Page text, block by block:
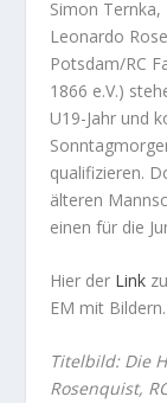
Simon
Leonardo
Potsdam/RC
1866 e.V.)
U19-Jahr und
qualifizieren.
älteren
einen für die
Hier der Link
EM mit Bildern.
Titelbild: Die
Rosenquist,